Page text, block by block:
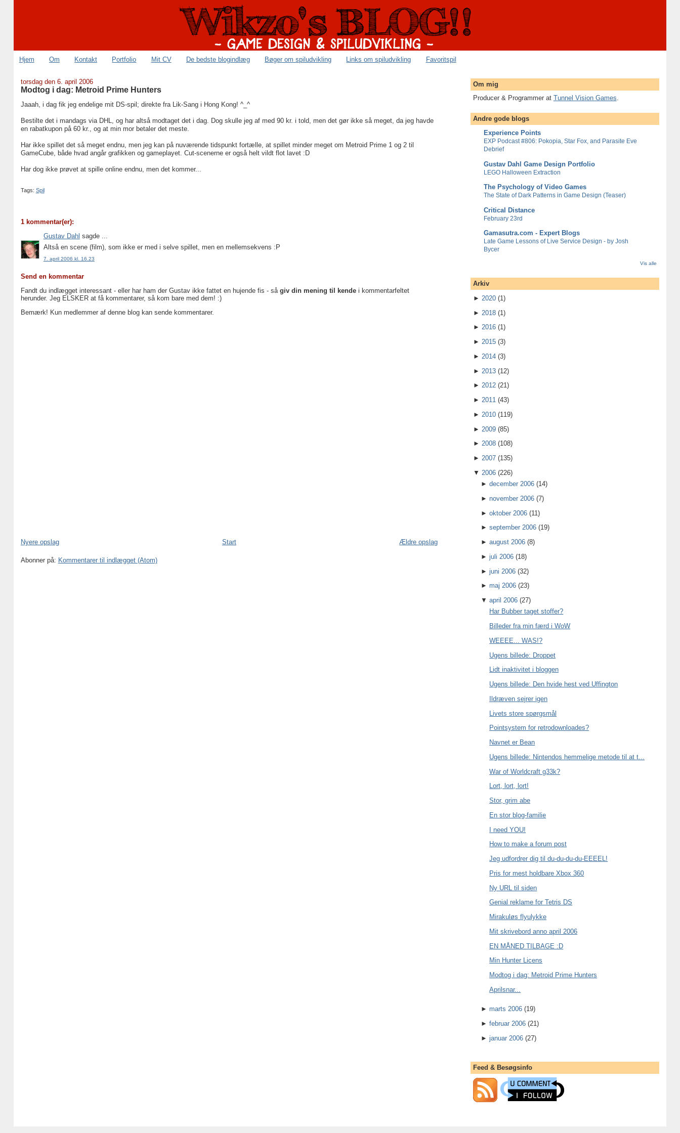
Hjem Om Kontakt Portfolio Mit CV De bedste blogindlæg Bøger om spiludvikling Links om spiludvikling Favoritspil
torsdag den 6. april 2006
Modtog i dag: Metroid Prime Hunters
Jaaah, i dag fik jeg endelige mit DS-spil; direkte fra Lik-Sang i Hong Kong! ^_^
Bestilte det i mandags via DHL, og har altså modtaget det i dag. Dog skulle jeg af med 90 kr. i told, men det gør ikke så meget, da jeg havde
en rabatkupon på 60 kr., og at min mor betaler det meste.
Har ikke spillet det så meget endnu, men jeg kan på nuværende tidspunkt fortælle, at spillet minder meget om Metroid Prime 1 og 2 til
GameCube, både hvad angår grafikken og gameplayet. Cut-scenerne er også helt vildt flot lavet :D
Har dog ikke prøvet at spille online endnu, men det kommer...
Tags: Spil
1 kommentar(er):
Gustav Dahl sagde ...
Altså en scene (film), som ikke er med i selve spillet, men en mellemsekvens :P
7. april 2006 kl. 16.23
Send en kommentar
Fandt du indlægget interessant - eller har ham der Gustav ikke fattet en hujende fis - så giv din mening til kendei kommentarfeltet
herunder. Jeg ELSKER at få kommentarer, så kom bare med dem! :)
Bemærk! Kun medlemmer af denne blog kan sende kommentarer.
Nyere opslag Ældre opslag
Start
Abonner på: Kommentarer til indlægget (Atom)
Om mig
Producer & Programmer at Tunnel Vision Games
Andre gode blogs
Experience Points
EXP Podcast #806: Pokopia, Star Fox, and Parasite Eve
Debrief
Gustav Dahl Game Design Portfolio
LEGO Halloween Extraction
The Psychology of Video Games
The State of Dark Patterns in Game Design (Teaser)
Critical Distance
February 23rd
Gamasutra.com - Expert Blogs
Late Game Lessons of Live Service Design - by Josh
Bycer
Vis alle
Arkiv
► 2020 (1)
► 2018 (1)
► 2016 (1)
► 2015 (3)
► 2014 (3)
► 2013 (12)
► 2012 (21)
► 2011 (43)
► 2010 (119)
► 2009 (85)
► 2008 (108)
► 2007 (135)
▼ 2006 (226)
►december 2006 (14)
►november 2006 (7)
►oktober 2006 (11)
►september 2006 (19)
►august 2006 (8)
►juli 2006 (18)
►juni 2006 (32)
►maj 2006 (23)
▼april 2006 (27)
Har Bubber taget stoffer?
Billeder fra min færd i WoW
WEEEE... WAS!?
Ugens billede: Droppet
Lidt inaktivitet i bloggen
Ugens billede: Den hvide hest ved Uffington
Ildræven sejrer igen
Livets store spørgsmål
Pointsystem for retrodownloades?
Navnet er Bean
Ugens billede: Nintendos hemmelige metode til at t...
War of Worldcraft g33k?
Lort, lort, lort!
Stor, grim abe
En stor blog-familie
I need YOU!
How to make a forum post
Jeg udfordrer dig til du-du-du-du-EEEEL!
Pris for mest holdbare Xbox 360
Ny URL til siden
Genial reklame for Tetris DS
Mirakuløs flyulykke
Mit skrivebord anno april 2006
EN MÅNED TILBAGE :D
Min Hunter Licens
Modtog i dag: Metroid Prime Hunters
Aprilsnar...
►marts 2006 (19)
►februar 2006 (21)
►januar 2006 (27)
Feed & Besøgsinfo